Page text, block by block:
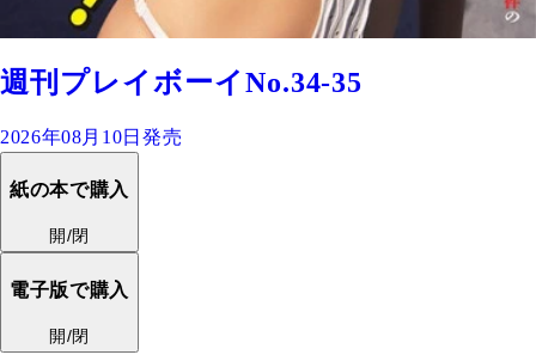
週刊プレイボーイNo.34-35
2026年08月10日発売
紙の本で購入
開/閉
電子版で購入
開/閉